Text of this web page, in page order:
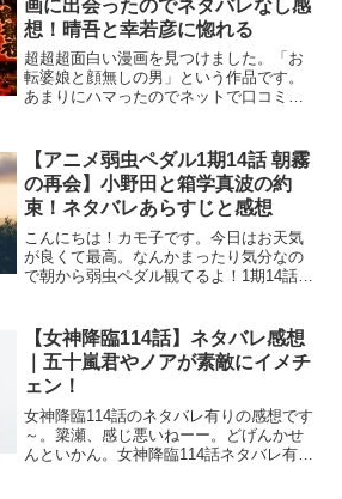
画に出会ったのでネタバレなし感
想！晴吾と幸若彦に惚れる
超超超面白い漫画を見つけました。「お
転婆娘と顔無しの男」という作品です。
あまりにハマったのでネットで口コミを
んで皆読まないの？！それならばという
ことで、私カモ子が感想を...
【アニメ弱虫ペダル1期14話 朝霧
の再会】小野田と箱学真波の約
束！ネタバレあらすじと感想
こんにちは！カモ子です。今日はお天気
が良くて最高。なんかまったり気分なの
で朝から弱虫ペダル観てるよ！1期14話ネ
あらすじ弱虫ペダル 6↑今回のストーリー
はこちらで読...
【女神降臨114話】ネタバレ感想
｜五十嵐君やノアが素敵にイメチ
ェン！
女神降臨114話のネタバレ有りの感想です
～。簗瀬、感じ悪いねーー。どげんかせ
んといかん。女神降臨114話ネタバレ有り